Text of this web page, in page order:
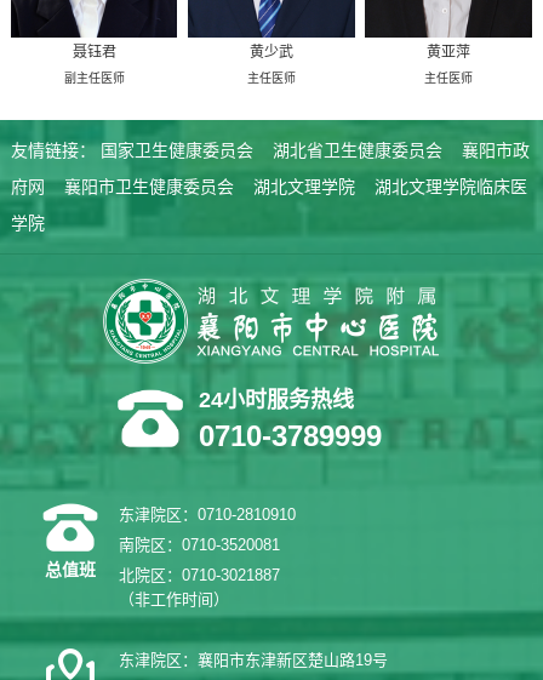
聂钰君
副主任医师
黄少武
主任医师
黄亚萍
主任医师
友情链接： 国家卫生健康委员会 湖北省卫生健康委员会
襄阳市政
府网
襄阳市卫生健康委员会 湖北文理学院
湖北文理学院临床医
学院
24小时服务热线
0710-3789999
总值班
东津院区：0710-2810910
南院区：0710-3520081
北院区：0710-3021887
（非工作时间）
东津院区：襄阳市东津新区楚山路19号